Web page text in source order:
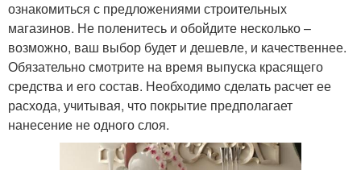
ознакомиться с предложениями строительных
магазинов. Не поленитесь и обойдите несколько –
возможно, ваш выбор будет и дешевле, и качественнее.
Обязательно смотрите на время выпуска красящего
средства и его состав. Необходимо сделать расчет ее
расхода, учитывая, что покрытие предполагает
нанесение не одного слоя.